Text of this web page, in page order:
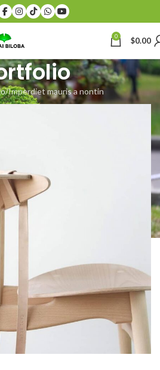
0 $0.00
Imperdiet mauris a nontin